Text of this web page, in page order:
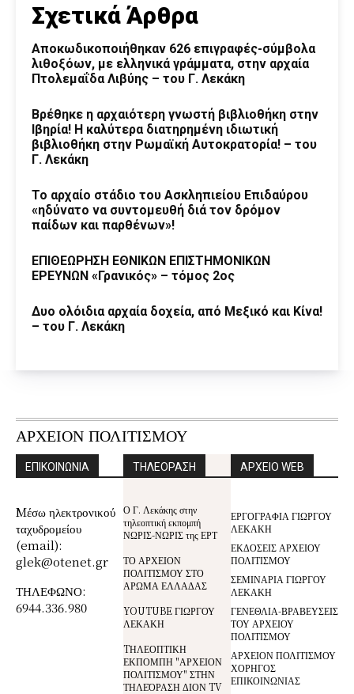
Σχετικά Άρθρα
Αποκωδικοποιήθηκαν 626 επιγραφές-σύμβολα
λιθοξόων, με ελληνικά γράμματα, στην αρχαία
Πτολεμαΐδα Λιβύης – του Γ. Λεκάκη
Βρέθηκε η αρχαιότερη γνωστή βιβλιοθήκη στην
Ιβηρία! Η καλύτερα διατηρημένη ιδιωτική
βιβλιοθήκη στην Ρωμαϊκή Αυτοκρατορία! – του
Γ. Λεκάκη
Το αρχαίο στάδιο του Ασκληπιείου Επιδαύρου
«ηδύνατο να συντομευθή διά τον δρόμον
παίδων και παρθένων»!
ΕΠΙΘΕΩΡΗΣΗ ΕΘΝΙΚΩΝ ΕΠΙΣΤΗΜΟΝΙΚΩΝ
ΕΡΕΥΝΩΝ «Γρανικός» – τόμος 2ος
Δυο ολόιδια αρχαία δοχεία, από Μεξικό και Κίνα!
– του Γ. Λεκάκη
ΑΡΧΕΙΟΝ ΠΟΛΙΤΙΣΜΟΥ
ΕΠΙΚΟΙΝΩΝΙΑ
Mέσω ηλεκτρονικού
ταχυδρομείου
(email):
glek@otenet.gr
ΤΗΛΕΦΩΝΟ:
6944.336.980
ΤΗΛΕΟΡΑΣΗ
Ο Γ. Λεκάκης στην
τηλεοπτική εκπομπή
ΝΩΡΙΣ-ΝΩΡΙΣ της ΕΡΤ
ΤΟ ΑΡΧΕΙΟΝ
ΠΟΛΙΤΙΣΜΟΥ ΣΤΟ
ΑΡΩΜΑ ΕΛΛΑΔΑΣ
YOUTUBE ΓΙΩΡΓΟΥ
ΛΕΚΑΚΗ
TΗΛΕΟΠΤΙΚΗ
ΕΚΠΟΜΠΗ "ΑΡΧΕΙΟΝ
ΠΟΛΙΤΙΣΜΟΥ" ΣΤΗΝ
ΤΗΛΕΌΡΑΣΗ ΔΙΟΝ TV
ΑΡΧΕΙΟ WEB
ΕΡΓΟΓΡΑΦΙΑ ΓΙΩΡΓΟΥ
ΛΕΚΑΚΗ
ΕΚΔΟΣΕΙΣ ΑΡΧΕΙΟΥ
ΠΟΛΙΤΙΣΜΟΥ
ΣΕΜΙΝΑΡΙΑ ΓΙΩΡΓΟΥ
ΛΕΚΑΚΗ
ΓΕΝΕΘΛΙΑ-ΒΡΑΒΕΥΣΕΙΣ
ΤΟΥ ΑΡΧΕΙΟΥ
ΠΟΛΙΤΙΣΜΟΥ
ΑΡΧΕΙΟΝ ΠΟΛΙΤΙΣΜΟΥ
ΧΟΡΗΓΟΣ
ΕΠΙΚΟΙΝΩΝΙΑΣ